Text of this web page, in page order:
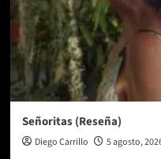
Señoritas (Reseña)
Diego Carrillo 5 agosto,